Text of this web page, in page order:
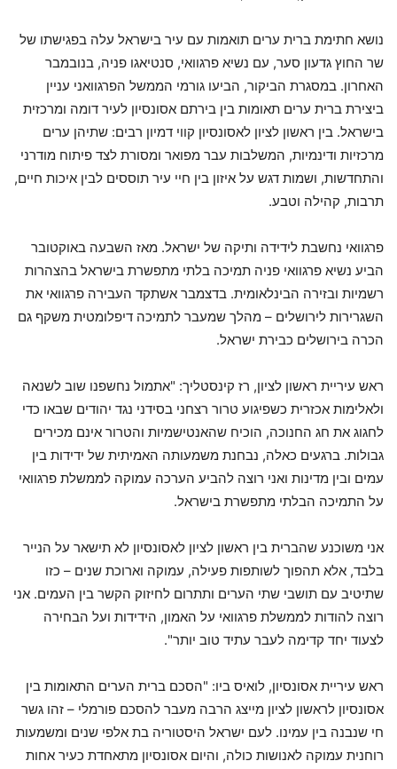
נושא חתימת ברית ערים תואמות עם עיר בישראל עלה בפגישתו של
שר החוץ גדעון סער, עם נשיא פרגוואי, סנטיאגו פניה, בנובמבר
האחרון. במסגרת הביקור, הביעו גורמי הממשל הפרגוואני עניין
ביצירת ברית ערים תאומות בין בירתם אסונסיון לעיר דומה ומרכזית
בישראל. בין ראשון לציון לאסונסיון קווי דמיון רבים: שתיהן ערים
מרכזיות ודינמיות, המשלבות עבר מפואר ומסורת לצד פיתוח מודרני
והתחדשות, ושמות דגש על איזון בין חיי עיר תוססים לבין איכות חיים,
תרבות, קהילה וטבע.
פרגוואי נחשבת לידידה ותיקה של ישראל. מאז השבעה באוקטובר
הביע נשיא פרגוואי פניה תמיכה בלתי מתפשרת בישראל בהצהרות
רשמיות ובזירה הבינלאומית. בדצמבר אשתקד העבירה פרגוואי את
השגרירות לירושלים – מהלך שמעבר לתמיכה דיפלומטית משקף גם
הכרה בירושלים כבירת ישראל.
ראש עיריית ראשון לציון, רז קינסטליך: "אתמול נחשפנו שוב לשנאה
ולאלימות אכזרית כשפיגוע טרור רצחני בסידני נגד יהודים שבאו כדי
לחגוג את חג החנוכה, הוכיח שהאנטישמיות והטרור אינם מכירים
גבולות. ברגעים כאלה, נבחנת משמעותה האמיתית של ידידות בין
עמים ובין מדינות ואני רוצה להביע הערכה עמוקה לממשלת פרגוואי
על התמיכה הבלתי מתפשרת בישראל.
אני משוכנע שהברית בין ראשון לציון לאסונסיון לא תישאר על הנייר
בלבד, אלא תהפוך לשותפות פעילה, עמוקה וארוכת שנים – כזו
שתיטיב עם תושבי שתי הערים ותתרום לחיזוק הקשר בין העמים. אני
רוצה להודות לממשלת פרגוואי על האמון, הידידות ועל הבחירה
לצעוד יחד קדימה לעבר עתיד טוב יותר".
ראש עיריית אסונסיון, לואיס ביו: "הסכם ברית הערים התאומות בין
אסונסיון לראשון לציון מייצג הרבה מעבר להסכם פורמלי – זהו גשר
חי שנבנה בין עמינו. לעם ישראל היסטוריה בת אלפי שנים ומשמעות
רוחנית עמוקה לאנושות כולה, והיום אסונסיון מתאחדת כעיר אחות